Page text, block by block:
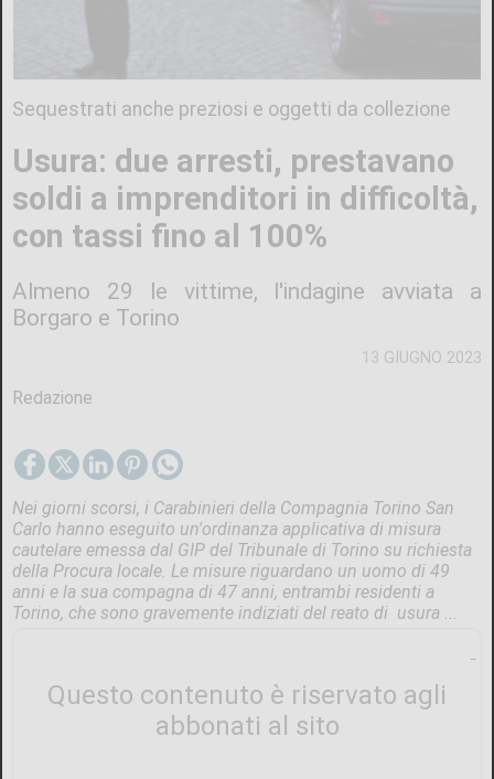
13 GIUGNO 2023
Sequestrati anche preziosi e oggetti da collezione
Usura: due arresti, prestavano
soldi a imprenditori in difficoltà,
con tassi fino al 100%
Almeno 29 le vittime, l'indagine avviata a
Borgaro e Torino
Redazione
Nei giorni scorsi, i Carabinieri della Compagnia Torino San
Carlo hanno eseguito un'ordinanza applicativa di misura
cautelare emessa dal GIP del Tribunale di Torino su richiesta
della Procura locale. Le misure riguardano un uomo di 49
anni e la sua compagna di 47 anni, entrambi residenti a
Torino, che sono gravemente indiziati del reato di usura ...
Questo contenuto è riservato agli
abbonati al sito